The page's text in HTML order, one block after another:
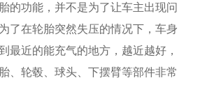
的功能，并不是为了让车主出现问
了在轮胎突然失压的情况下，车身
最近的能充气的地方，越近越好，
、轮毂、球头、下摆臂等部件非常